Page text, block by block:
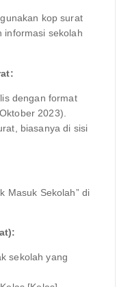
kop surat
informasi sekolah
dengan format
2023).
biasanya di sisi
Masuk Sekolah” di
sekolah yang